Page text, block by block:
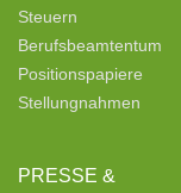
Steuern
Berufsbeamtentum
Positionspapiere
Stellungnahmen
PRESSE &